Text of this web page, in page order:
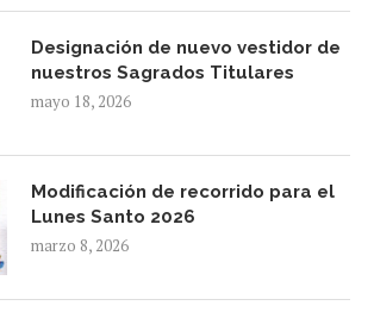
Designación de nuevo vestidor de
nuestros Sagrados Titulares
mayo 18, 2026
Modificación de recorrido para el
Lunes Santo 2026
marzo 8, 2026